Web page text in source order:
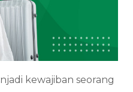
kewajiban seorang